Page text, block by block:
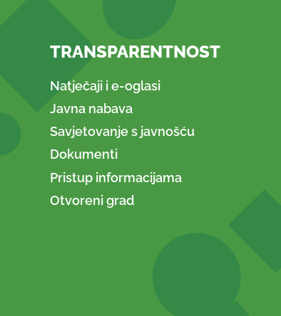
TRANSPARENTNOST
Natječaji i e-oglasi
Javna nabava
Savjetovanje s javnošću
Dokumenti
Pristup informacijama
Otvoreni grad